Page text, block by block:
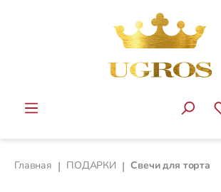
Перейти к основному содержанию
Главная | ПОДАРКИ | Свечи для торта